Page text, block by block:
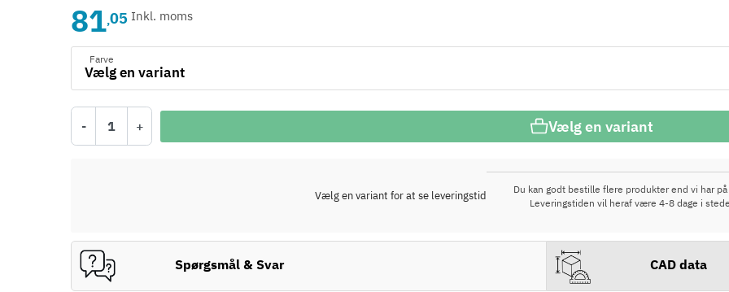
81,05 Inkl. moms
Farve
- + Vælg en variant
Vælg en variant for at se leveringstid
Du kan godt bestille flere produkter end vi har på
Leveringstiden vil heraf være 4-8 dage i
Spørgsmål & Svar CAD data